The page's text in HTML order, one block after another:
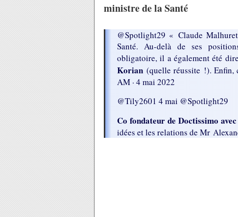
ministre de la Santé
@Spotlight29 « Claude
Santé. Au-delà de ses
obligatoire, il a également été
Korian (quelle réussite !). Enfin,
AM · 4 mai 2022
@Tily2601 4 mai @Spotlight29
Co fondateur de Doctissimo
idées et les relations de Mr